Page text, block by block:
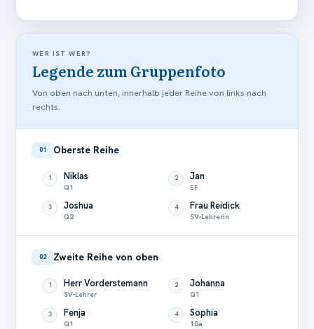
WER IST WER?
Legende zum Gruppenfoto
Von oben nach unten, innerhalb jeder Reihe von links nach
rechts.
01 Oberste Reihe
1 Niklas
Q1
2 Jan
EF
3 Joshua
Q2
4 Frau Reidick
SV-Lehrerin
02 Zweite Reihe von oben
1 Herr Vorderstemann
SV-Lehrer
2 Johanna
Q1
3 Fenja
Q1
4 Sophia
10a